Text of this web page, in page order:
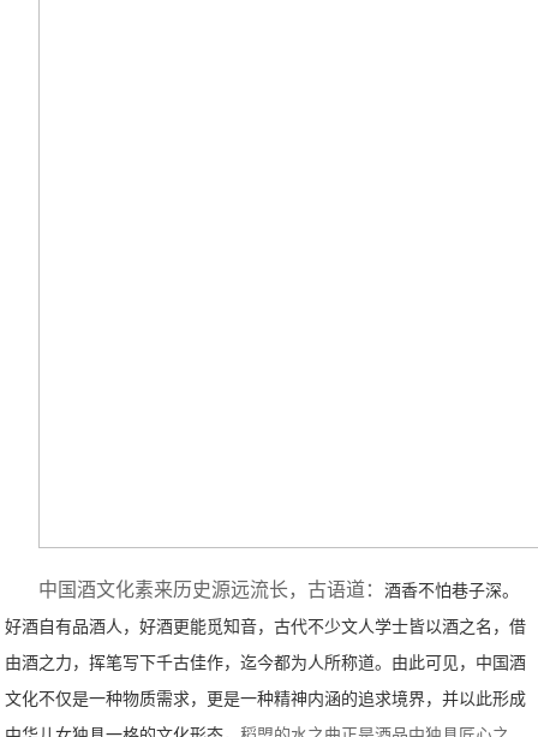
中国酒文化素来历史源远流长，古语道：酒香不怕巷子深。
好酒自有品酒人，好酒更能觅知音，古代不少文人学士皆以酒之名，借
由酒之力，挥笔写下千古佳作，迄今都为人所称道。由此可见，中国酒
文化不仅是一种物质需求，更是一种精神内涵的追求境界，并以此形成